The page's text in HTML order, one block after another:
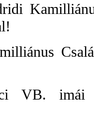
VB. imái